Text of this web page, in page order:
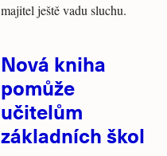
majitel ještě vadu sluchu.
Nová kniha
pomůže
učitelům
základních škol